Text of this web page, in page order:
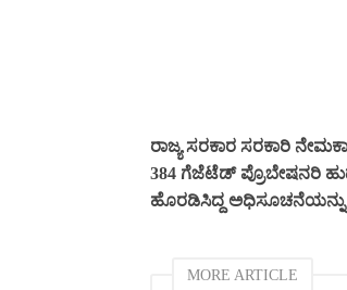
ರಾಜ್ಯ ಸರಕಾರ ಸರಕಾರಿ
384 ಗೆಜೆಟೆಡ್ ಪ್ರೊಬೇಷನರಿ
ಹೊರಡಿಸಿದ್ದ ಅಧಿಸೂಚನೆಯನ್ನು
MORE ARTICLE